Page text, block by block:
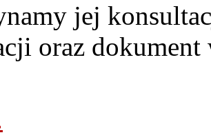
jej
oraz